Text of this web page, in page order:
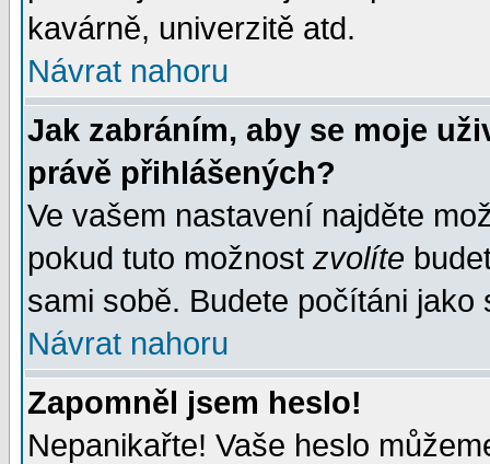
kavárně, univerzitě atd.
Návrat nahoru
Jak zabráním, aby se moje
právě přihlášených?
Ve vašem nastavení najděte
pokud tuto možnost zvolíte
sami sobě. Budete počítáni jako
Návrat nahoru
Zapomněl jsem heslo!
Nepanikařte! Vaše heslo